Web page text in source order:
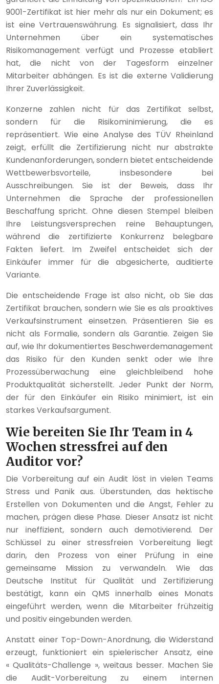
9001-Zertifikat ist hier mehr als nur ein Dokument; es
ist eine Vertrauenswährung. Es signalisiert, dass Ihr
Unternehmen über ein systematisches
Risikomanagement verfügt und Prozesse etabliert
hat, die nicht von der Tagesform einzelner
Mitarbeiter abhängen. Es ist die externe Validierung
Ihrer Zuverlässigkeit.
Konzerne zahlen nicht für das Zertifikat selbst,
sondern für die Risikominimierung, die es
repräsentiert. Wie eine Analyse des TÜV Rheinland
zeigt, erfüllt die Zertifizierung nicht nur abstrakte
Kundenanforderungen, sondern bietet entscheidende
Wettbewerbsvorteile, insbesondere bei
Ausschreibungen. Sie ist der Beweis, dass Ihr
Unternehmen die Sprache der professionellen
Beschaffung spricht. Ohne diesen Stempel bleiben
Ihre Leistungsversprechen reine Behauptungen,
während die zertifizierte Konkurrenz belegbare
Fakten liefert. Im Zweifel entscheidet sich der
Einkäufer immer für die abgesicherte, auditierte
Variante.
Die entscheidende Frage ist also nicht, ob Sie das
Zertifikat brauchen, sondern wie Sie es als proaktives
Verkaufsinstrument einsetzen. Präsentieren Sie es
nicht als Formalie, sondern als Garantie. Zeigen Sie
auf, wie Ihr dokumentiertes Beschwerdemanagement
das Risiko für den Kunden senkt oder wie Ihre
Prozessüberwachung eine gleichbleibend hohe
Produktqualität sicherstellt. Jeder Punkt der Norm,
der für den Einkäufer ein Risiko minimiert, ist ein
starkes Verkaufsargument.
Wie bereiten Sie Ihr Team in 4
Wochen stressfrei auf den
Auditor vor?
Die Vorbereitung auf ein Audit löst in vielen Teams
Stress und Panik aus. Überstunden, das hektische
Erstellen von Dokumenten und die Angst, Fehler zu
machen, prägen diese Phase. Dieser Ansatz ist nicht
nur ineffizient, sondern auch demotivierend. Der
Schlüssel zu einer stressfreien Vorbereitung liegt
darin, den Prozess von einer Prüfung in eine
gemeinsame Mission zu verwandeln. Wie das
Deutsche Institut für Qualität und Zertifizierung
bestätigt, kann ein QMS innerhalb eines Monats
eingeführt werden, wenn die Mitarbeiter frühzeitig
und positiv eingebunden werden.
Anstatt einer Top-Down-Anordnung, die Widerstand
erzeugt, funktioniert ein spielerischer Ansatz, eine
« Qualitäts-Challenge », weitaus besser. Machen Sie
die Audit-Vorbereitung zu einem internen